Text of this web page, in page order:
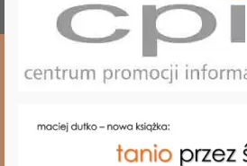
cpi-akademia-
19 września 2018
DODAJ